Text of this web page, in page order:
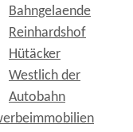
Bahngelaende
Reinhardshof
Hütäcker
Westlich der
Autobahn